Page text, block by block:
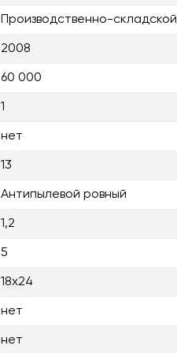
Производственно-складской
2008
60 000
1
нет
13
Антипылевой ровный
1,2
5
18х24
нет
нет